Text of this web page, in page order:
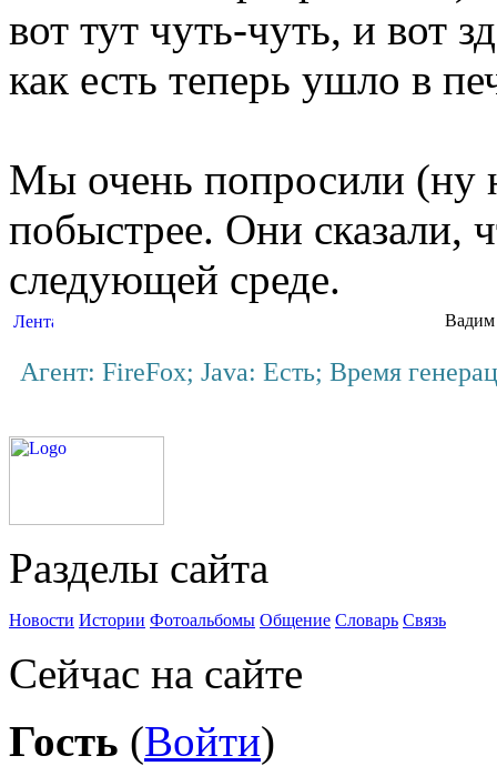
вот тут чуть-чуть, и вот
как есть теперь ушло в
Мы очень попросили (ну
побыстрее. Они сказали,
следующей среде.
Вадим
Агент: FireFox; Java: Есть; Время
Разделы сайта
Новости Истории Фотоальбомы Общение Словарь Связь
Сейчас на сайте
Гость (Войти)